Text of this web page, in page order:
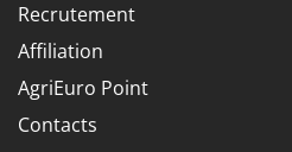
Recrutement
Affiliation
AgriEuro Point
Contacts